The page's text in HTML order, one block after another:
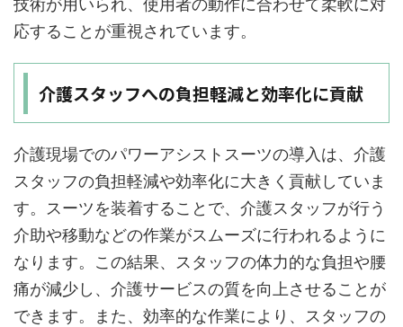
技術が用いられ、使用者の動作に合わせて柔軟に対
応することが重視されています。
介護スタッフへの負担軽減と効率化に貢献
介護現場でのパワーアシストスーツの導入は、介護
スタッフの負担軽減や効率化に大きく貢献していま
す。スーツを装着することで、介護スタッフが行う
介助や移動などの作業がスムーズに行われるように
なります。この結果、スタッフの体力的な負担や腰
痛が減少し、介護サービスの質を向上させることが
できます。また、効率的な作業により、スタッフの